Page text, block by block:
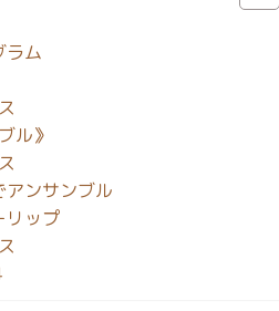
ラム
ル》
アンサンブル
リップ